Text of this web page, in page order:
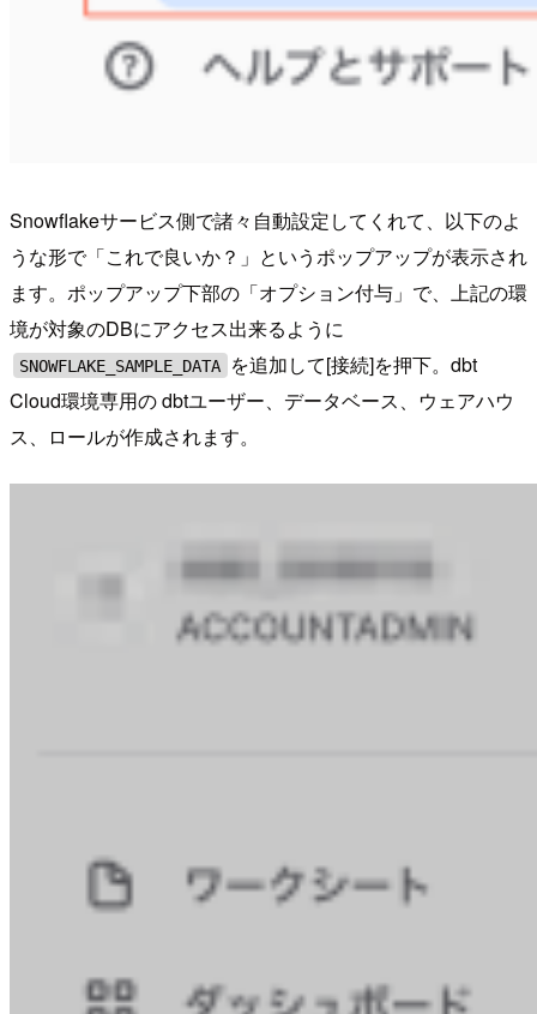
Snowflakeサービス側で諸々自動設定してくれて、以下のよ
うな形で「これで良いか？」というポップアップが表示され
ます。ポップアップ下部の「オプション付与」で、上記の環
境が対象のDBにアクセス出来るように
SNOWFLAKE_SAMPLE_DATA
を追加して[接続]を押下。dbt
Cloud環境専用の dbtユーザー、データベース、ウェアハウ
ス、ロールが作成されます。